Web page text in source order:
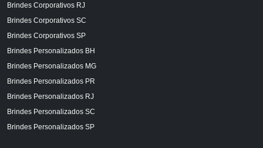
Brindes Corporativos RJ
Brindes Corporativos SC
Brindes Corporativos SP
Brindes Personalizados BH
Brindes Personalizados MG
Brindes Personalizados PR
Brindes Personalizados RJ
Brindes Personalizados SC
Brindes Personalizados SP